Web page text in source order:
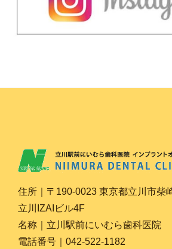
住所｜〒190-0023 東京都立川市柴
立川IZAIビル4F
名称｜立川駅前にいむら歯科医院
電話番号｜042-522-1182